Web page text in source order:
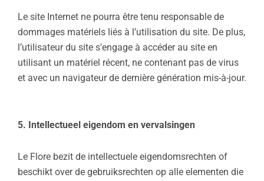
Le site Internet ne pourra être tenu responsable de
dommages matériels liés à l’utilisation du site. De plus,
l’utilisateur du site s’engage à accéder au site en
utilisant un matériel récent, ne contenant pas de virus
et avec un navigateur de dernière génération mis-à-jour.
5. Intellectueel eigendom en vervalsingen
Le Flore bezit de intellectuele eigendomsrechten of
beschikt over de gebruiksrechten op alle elementen die